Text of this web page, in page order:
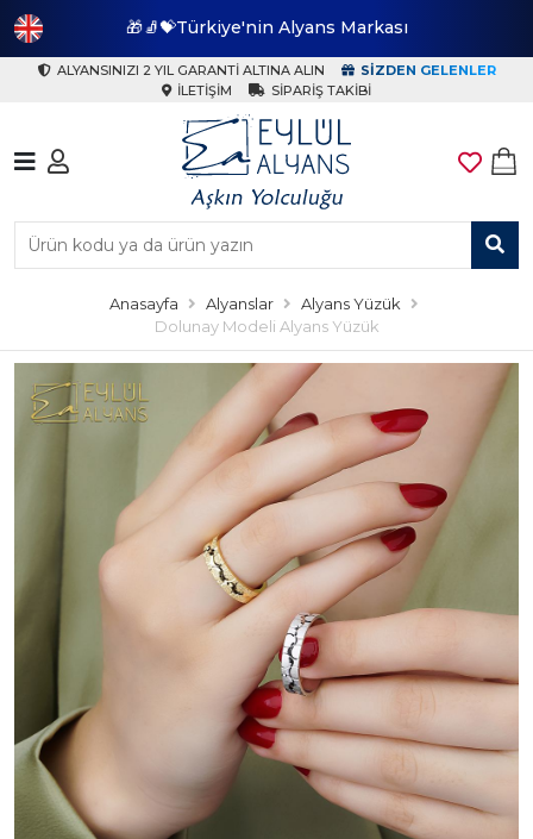
🎁🧦💝Türkiye'nin Alyans Markası
ALYANSINIZI 2 YIL GARANTI ALTINA ALIN
SIZDEN GELENLER
İLETIŞIM
SIPARIŞ TAKIBI
Anasayfa Alyanslar
Alyans Yüzük
Dolunay Modeli Alyans Yüzük